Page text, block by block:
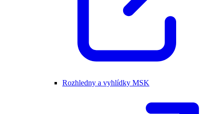
Rozhledny a vyhlídky MSK